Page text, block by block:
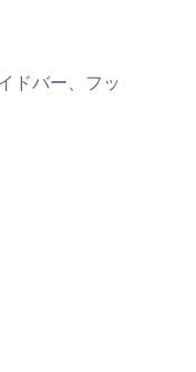
ドバー、フッ